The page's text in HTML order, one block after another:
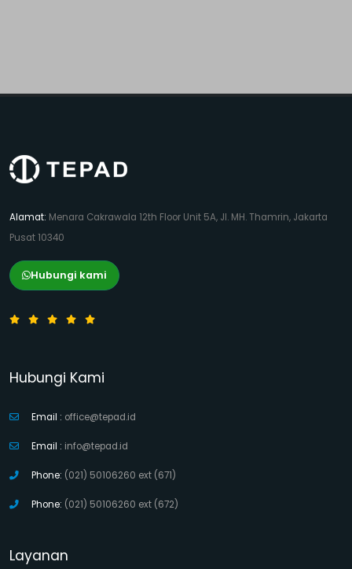
Alamat: Menara Cakrawala 12th Floor Unit 5A, Jl. MH. Thamrin, Jakarta
Pusat 10340
Hubungi kami
Hubungi Kami
Email : office@tepad.id
Email : info@tepad.id
Phone: (021) 50106260 ext (671)
Phone: (021) 50106260 ext (672)
Layanan